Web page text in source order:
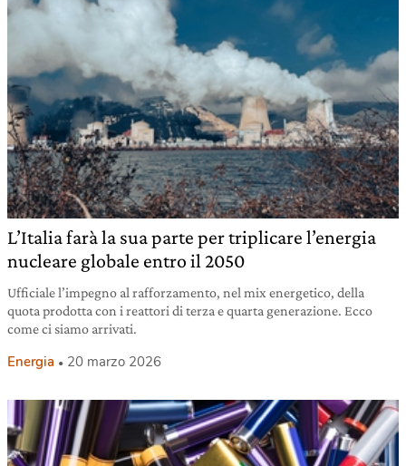
L’Italia farà la sua parte per triplicare l’energia
nucleare globale entro il 2050
Ufficiale l’impegno al rafforzamento, nel mix energetico, della
quota prodotta con i reattori di terza e quarta generazione. Ecco
come ci siamo arrivati.
Energia 20 marzo 2026